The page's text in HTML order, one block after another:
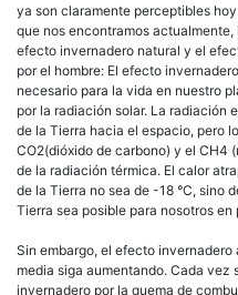
ya son claramente perceptibles
que nos encontramos
efecto invernadero natural y el
por el hombre: El efecto
necesario para la vida en nuestro
por la radiación solar. La radiación
de la Tierra hacia el espacio, pero
CO2(dióxido de carbono) y el CH4
de la radiación térmica. El calor
de la Tierra no sea de -18 °C, sino
Tierra sea posible para nosotros en
Sin embargo, el efecto
media siga aumentando. Cada vez
invernadero por la quema de